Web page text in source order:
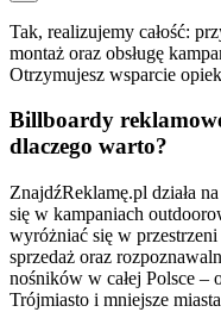
Tak, realizujemy całość:
montaż oraz obsługę
Otrzymujesz wsparcie
Billboardy
dlaczego warto?
ZnajdźReklamę.pl działa
się w kampaniach
wyróżniać się w
sprzedaż oraz
nośników w całej Polsce –
Trójmiasto i mniejsze